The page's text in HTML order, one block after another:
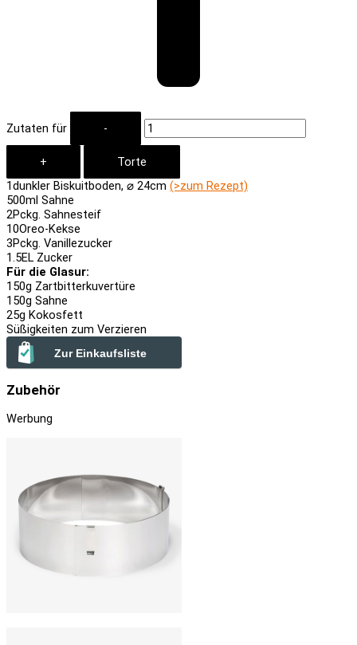
Zutaten für
1dunkler Biskuitboden, ⌀ 24cm (>zum Rezept)
500ml Sahne
2Pckg. Sahnesteif
10Oreo-Kekse
3Pckg. Vanillezucker
1.5EL Zucker
Für die Glasur:
150g Zartbitterkuvertüre
150g Sahne
25g Kokosfett
Süßigkeiten zum Verzieren
Zur Einkaufsliste
Zubehör
Werbung